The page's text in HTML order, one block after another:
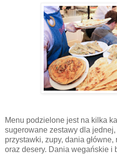
Menu podzielone jest na kilka
sugerowane zestawy dla
przystawki, zupy, dania główne,
oraz desery. Dania wegańskie i